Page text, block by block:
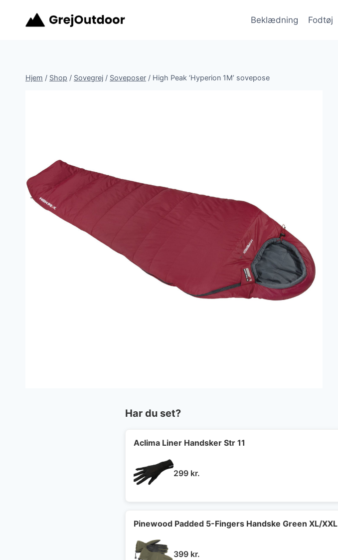
Beklædning Fodtøj
Hjem / Shop / Sovegrej / Soveposer / High Peak ‘Hyperion 1M’ sovepose
Har du set?
Aclima Liner Handsker Str 11
299 kr.
Pinewood Padded 5-Fingers Handske Green XL/XXL
399 kr.